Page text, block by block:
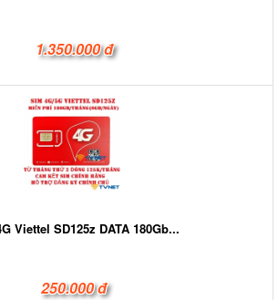
1.350.000 đ
Viettel SD125z DATA 180Gb...
250.000 đ